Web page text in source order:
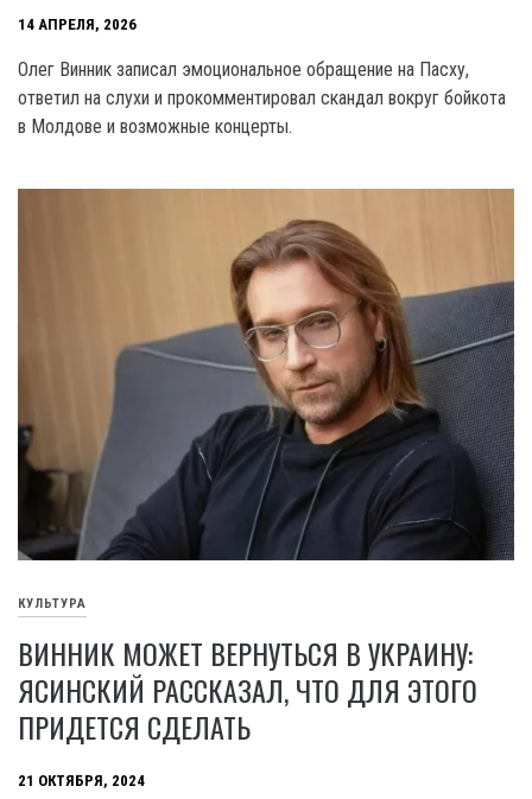
14 АПРЕЛЯ, 2026
Олег Винник записал эмоциональное обращение на Пасху,
ответил на слухи и прокомментировал скандал вокруг бойкота
в Молдове и возможные концерты.
КУЛЬТУРА
ВИННИК МОЖЕТ ВЕРНУТЬСЯ В УКРАИНУ:
ЯСИНСКИЙ РАССКАЗАЛ, ЧТО ДЛЯ ЭТОГО
ПРИДЕТСЯ СДЕЛАТЬ
21 ОКТЯБРЯ, 2024